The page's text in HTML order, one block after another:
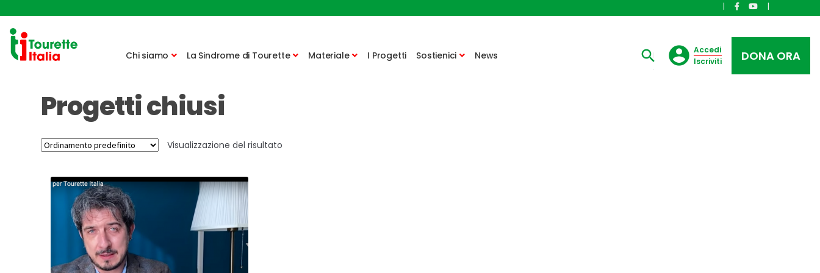
| |
Vai
alla
navigazione
Vai
al
contenuto
Chi siamo La Sindrome di Tourette Materiale I Progetti Sostienici News
Accedi
Iscriviti
DONA ORA
Progetti chiusi
Visualizzazione del risultato